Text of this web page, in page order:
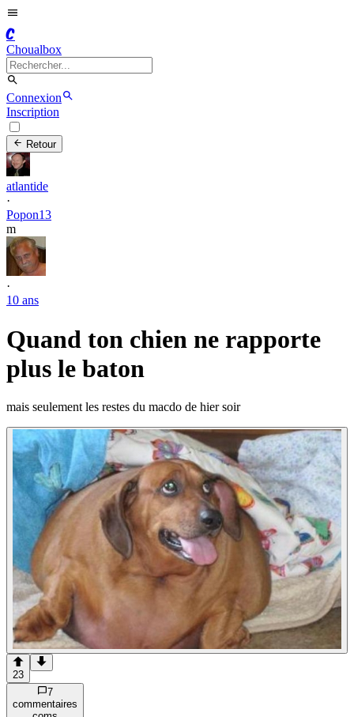
C
Choualbox
Connexion
Inscription
Retour
atlantide
·
Popon13
m
·
10 ans
Quand ton chien ne rapporte
plus le baton
mais seulement les restes du macdo de hier soir
23
7
commentaires